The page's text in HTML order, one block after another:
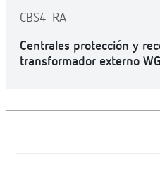
CBS4-RA
Centrales protección y
transformador externo